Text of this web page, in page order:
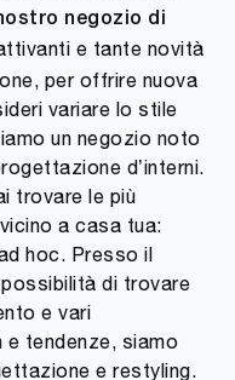
negozio di
e tante novità
per offrire nuova
variare lo stile
un negozio noto
d’interni.
trovare le più
a casa tua:
hoc. Presso il
di trovare
e vari
e tendenze, siamo
e restyling.